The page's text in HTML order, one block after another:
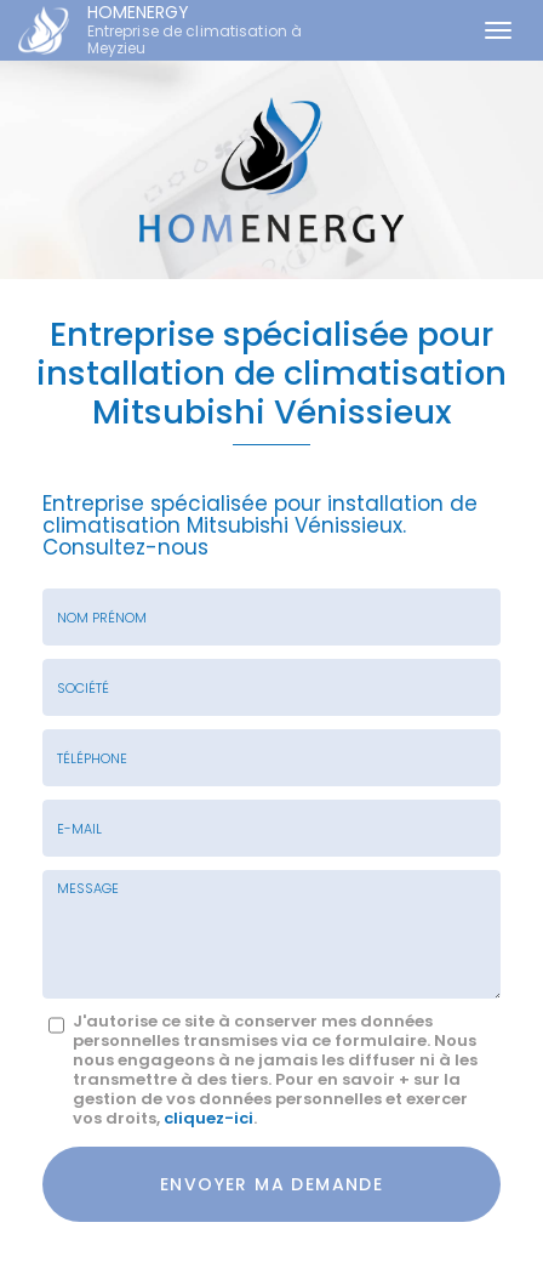
HOMENERGY
Entreprise de climatisation à
Meyzieu
Entreprise spécialisée pour
installation de climatisation
Mitsubishi Vénissieux
Entreprise spécialisée pour installation de
climatisation Mitsubishi Vénissieux.
Consultez-nous
Nom
Prénom
Société
Téléphone
E-
Message
J'autorise ce site à conserver mes données
personnelles transmises via ce formulaire. Nous
nous engageons à ne jamais les diffuser ni à les
transmettre à des tiers. Pour en savoir + sur la
gestion de vos données personnelles et exercer
vos droits, cliquez-ici.
Acceptation
RGPD
ENVOYER MA DEMANDE